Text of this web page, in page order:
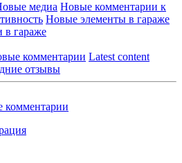
медиа Новые комментарии к
Новые элементы в гараже
в гараже
комментарии Latest content
отзывы
комментарии